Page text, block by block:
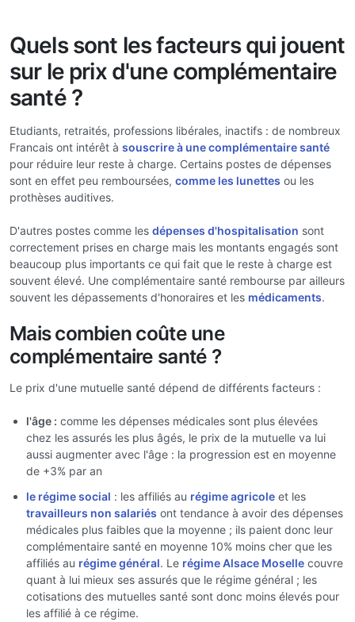
Quels sont les facteurs qui jouent
sur le prix d'une complémentaire
santé ?
Etudiants, retraités, professions libérales, inactifs : de nombreux
Francais ont intérêt à souscrire à une complémentaire santé
pour réduire leur reste à charge. Certains postes de dépenses
sont en effet peu remboursées, comme les lunettes ou les
prothèses auditives.
D'autres postes comme les dépenses d'hospitalisation sont
correctement prises en charge mais les montants engagés sont
beaucoup plus importants ce qui fait que le reste à charge est
souvent élevé. Une complémentaire santé rembourse par ailleurs
souvent les dépassements d'honoraires et les médicaments.
Mais combien coûte une
complémentaire santé ?
Le prix d'une mutuelle santé dépend de différents facteurs :
l'âge : comme les dépenses médicales sont plus élevées
chez les assurés les plus âgés, le prix de la mutuelle va lui
aussi augmenter avec l'âge : la progression est en moyenne
de +3% par an
le régime social : les affiliés au régime agricole et les
travailleurs non salariés ont tendance à avoir des dépenses
médicales plus faibles que la moyenne ; ils paient donc leur
complémentaire santé en moyenne 10% moins cher que les
affiliés au régime général. Le régime Alsace Moselle couvre
quant à lui mieux ses assurés que le régime général ; les
cotisations des mutuelles santé sont donc moins élevés pour
les affilié à ce régime.